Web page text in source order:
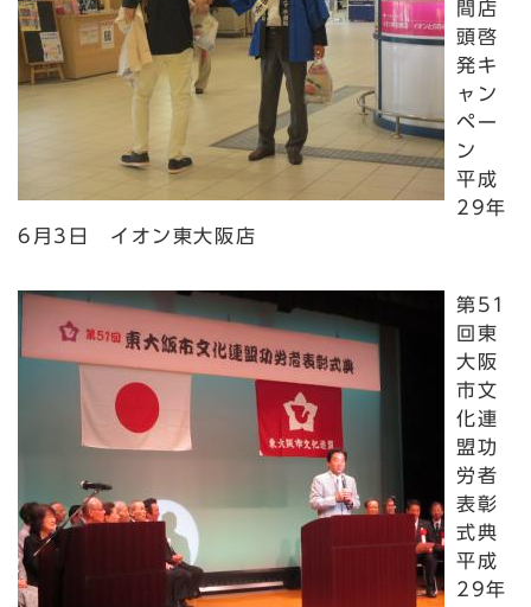
間店
頭啓
発キ
ャン
ペー
ン
平成
29年
6月3日 イオン東大阪店
第51
回東
大阪
市文
化連
盟功
労者
表彰
式典
平成
29年